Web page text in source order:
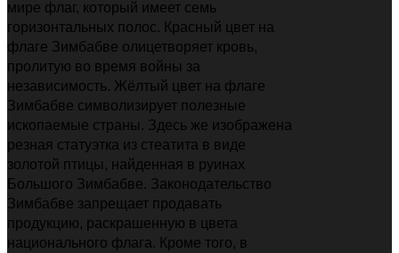
мире флаг, который имеет семь
горизонтальных полос. Красный цвет на
флаге Зимбабве олицетворяет кровь,
пролитую во время войны за
независимость. Жёлтый цвет на флаге
Зимбабве символизирует полезные
ископаемые страны. Здесь же изображена
резная статуэтка из стеатита в виде
золотой птицы, найденная в руинах
Большого Зимбабве. Законодательство
Зимбабве запрещает продавать
продукцию, раскрашенную в цвета
национального флага. Кроме того, в